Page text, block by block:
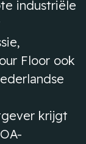
industriële
Floor ook
krijgt